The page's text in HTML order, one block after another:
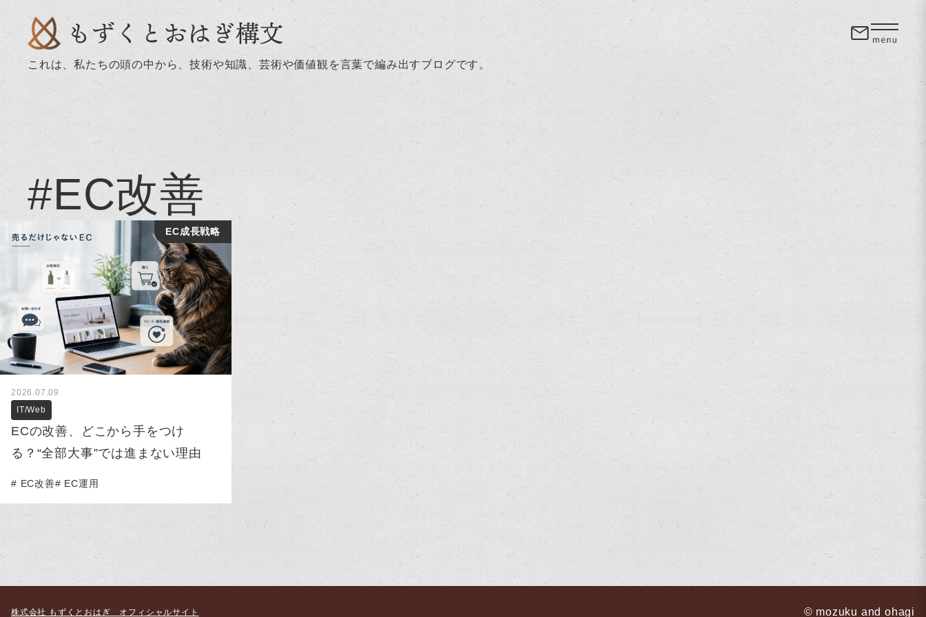
これは、私たちの頭の中から、技術や知識、芸術や価値観を言葉で編み出すブログです。
#EC改善
2026.07.09
IT/Web
ECの改善、どこから手をつけ
る？“全部大事”では進まない理由
EC改善 EC運用
EC成長戦略
株式会社 もずくとおはぎ オフィシャルサイト © mozuku and ohagi